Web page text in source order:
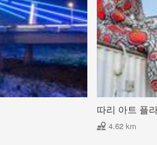
따리 아트 플
4.62 km